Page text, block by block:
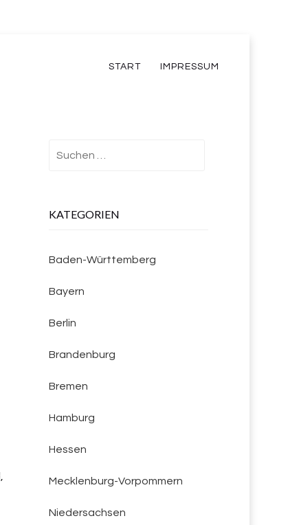
START IMPRESSUM
KATEGORIEN
Baden-Württemberg
Bayern
Berlin
Brandenburg
Bremen
Hamburg
Hessen
Mecklenburg-Vorpommern
Niedersachsen